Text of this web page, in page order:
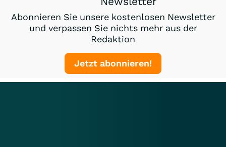
Abonnieren Sie unsere kostenlosen Newsletter
und verpassen Sie nichts mehr aus der
Redaktion
Jetzt abonnieren!